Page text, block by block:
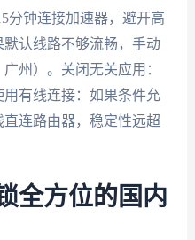
分钟连接加速器，避开高
认线路不够流畅，手动
州）。关闭无关应用：
有线连接：如果条件允
连路由器，稳定性远超
全方位的国内